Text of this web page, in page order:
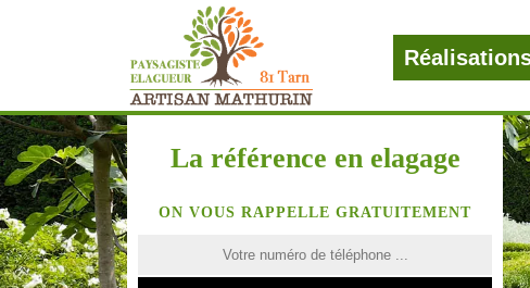
La référence en elagage
ON VOUS RAPPELLE GRATUITEMENT